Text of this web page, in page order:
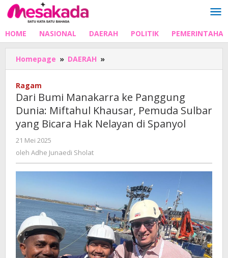
Lewati
ke
HOME NASIONAL DAERAH POLITIK
Homepage » DAERAH »
Bumi
Panggung
Dunia:
Miftahul
Khausar,
yang
Nelayan
di
Spanyol
Ragam
Dari Bumi Manakarra ke Panggung
Dunia: Miftahul Khausar, Pemuda Sulbar
yang Bicara Hak Nelayan di Spanyol
21 Mei 2025
Adhe
oleh Adhe Junaedi Sholat